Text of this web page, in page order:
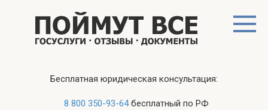
Бесплатная юридическая консультация:
8 800 350-93-64бесплатный по РФ